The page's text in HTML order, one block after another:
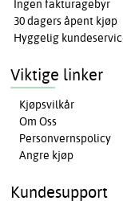
Ingen fakturagebyr
30 dagers åpent kjøp
Hyggelig
Viktige linker
Kjøpsvilkår
Om Oss
Personvernspolicy
Angre kjøp
Kundesupport